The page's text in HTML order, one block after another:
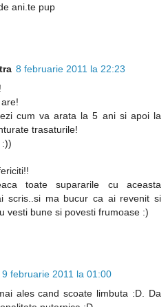
ani.te pup
8 februarie 2011 la 22:23
cum va arata la 5 ani si apoi la
trasaturile!
toate supararile cu aceasta
scris..si ma bucur ca ai revenit si
vesti bune si povesti frumoase :)
9 februarie 2011 la 01:00
ales cand scoate limbuta :D. Da